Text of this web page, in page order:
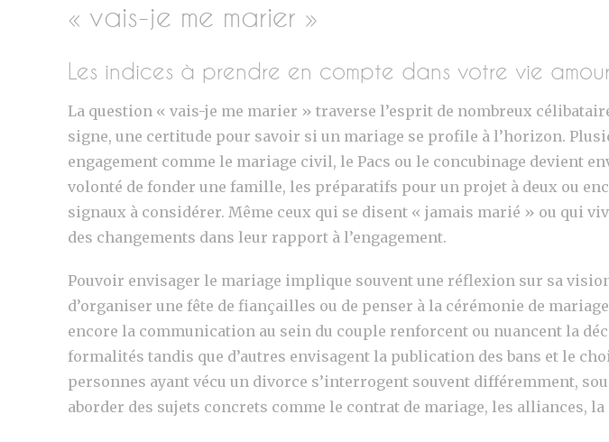
« vais-je me marier »
Les indices à prendre en compte dans votre vie
La question « vais-je me marier » traverse l’esprit de nombreux
signe, une certitude pour savoir si un mariage se profile à l’horizon.
engagement comme le mariage civil, le Pacs ou le concubinage devient
volonté de fonder une famille, les préparatifs pour un projet à deux ou
signaux à considérer. Même ceux qui se disent « jamais marié » ou qui
des changements dans leur rapport à l’engagement.
Pouvoir envisager le mariage implique souvent une réflexion sur sa
d’organiser une fête de fiançailles ou de penser à la cérémonie de
encore la communication au sein du couple renforcent ou nuancent la
formalités tandis que d’autres envisagent la publication des bans et le
personnes ayant vécu un divorce s’interrogent souvent différemment,
aborder des sujets concrets comme le contrat de mariage, les alliances,